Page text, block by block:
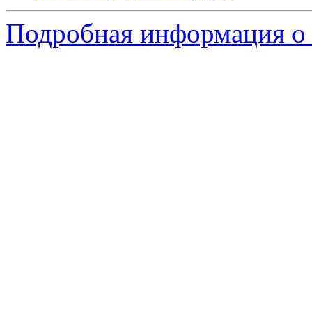
Подробная информация о